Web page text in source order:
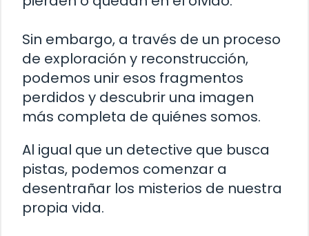
Sin embargo, a través de un proceso
de exploración y reconstrucción,
podemos unir esos fragmentos
perdidos y descubrir una imagen
más completa de quiénes somos.
Al igual que un detective que busca
pistas, podemos comenzar a
desentrañar los misterios de nuestra
propia vida.